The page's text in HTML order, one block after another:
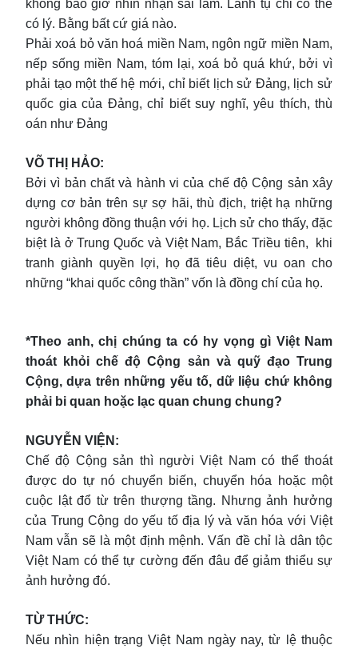
không bao giờ nhìn nhận sai lầm. Lãnh tụ chỉ có thể
có lý. Bằng bất cứ giá nào.
Phải xoá bỏ văn hoá miền Nam, ngôn ngữ miền Nam,
nếp sống miền Nam, tóm lại, xoá bỏ quá khứ, bởi vì
phải tạo một thế hệ mới, chỉ biết lịch sử Đảng, lịch sử
quốc gia của Đảng, chỉ biết suy nghĩ, yêu thích, thù
oán như Đảng
VÕ THỊ HẢO:
Bởi vì bản chất và hành vi của chế độ Cộng sản xây
dựng cơ bản trên sự sợ hãi, thù địch, triệt hạ những
người không đồng thuận với họ. Lịch sử cho thấy, đặc
biệt là ở Trung Quốc và Việt Nam, Bắc Triều tiên, khi
tranh giành quyền lợi, họ đã tiêu diệt, vu oan cho
những “khai quốc công thần” vốn là đồng chí của họ.
*Theo anh, chị chúng ta có hy vọng gì Việt Nam
thoát khỏi chế độ Cộng sản và quỹ đạo Trung
Cộng, dựa trên những yếu tố, dữ liệu chứ không
phải bi quan hoặc lạc quan chung chung?
NGUYỄN VIỆN:
Chế độ Cộng sản thì người Việt Nam có thể thoát
được do tự nó chuyển biến, chuyển hóa hoặc một
cuộc lật đổ từ trên thượng tầng. Nhưng ảnh hưởng
của Trung Cộng do yếu tố địa lý và văn hóa với Việt
Nam vẫn sẽ là một định mệnh. Vấn đề chỉ là dân tộc
Việt Nam có thể tự cường đến đâu để giảm thiểu sự
ảnh hưởng đó.
TỪ THỨC:
Nếu nhìn hiện trạng Việt Nam ngày nay, từ lệ thuộc